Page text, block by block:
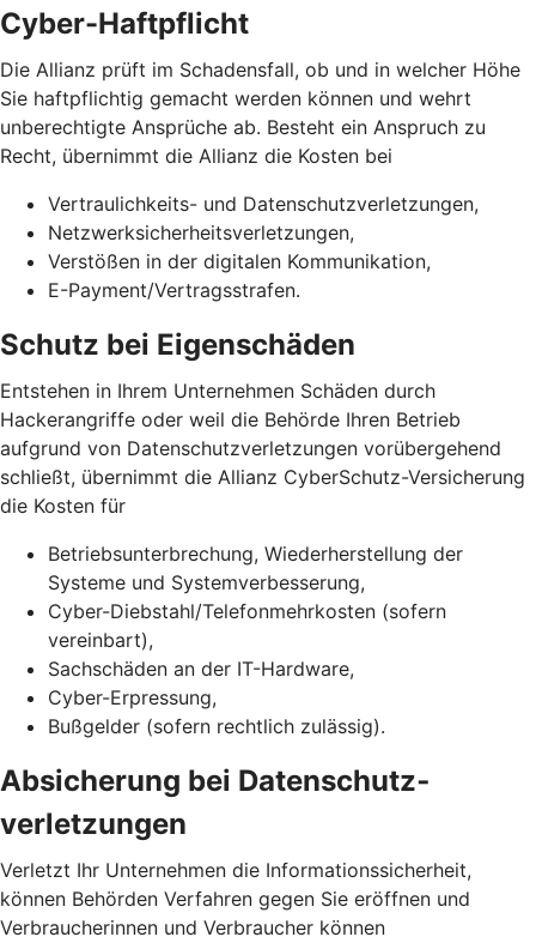
Cyber-Haftpflicht
Die Allianz prüft im Schadensfall, ob und in welcher Höhe
Sie haftpflichtig gemacht werden können und wehrt
unberechtigte Ansprüche ab. Besteht ein Anspruch zu
Recht, übernimmt die Allianz die Kosten bei
Vertraulichkeits- und Datenschutzverletzungen,
Netzwerksicherheits­verletzungen,
Verstößen in der digitalen Kommunikation,
E-Payment/Vertragsstrafen.
Schutz bei Eigenschäden
Entstehen in Ihrem Unternehmen Schäden durch
Hackerangriffe oder weil die Behörde Ihren Betrieb
aufgrund von Datenschutz­verletzungen vorübergehend
schließt, übernimmt die Allianz CyberSchutz-Versicherung
die Kosten für
Betriebsunterbrechung, Wiederherstellung der
Systeme und Systemverbesserung,
Cyber-Diebstahl/Telefonmehrkosten (sofern
vereinbart),
Sachschäden an der IT-Hardware,
Cyber-Erpressung,
Bußgelder (sofern rechtlich zulässig).
Absicherung bei Daten­schutz­
verletzungen
Verletzt Ihr Unternehmen die Informationssicherheit,
können Behörden Verfahren gegen Sie eröffnen und
Verbraucherinnen und Verbraucher können